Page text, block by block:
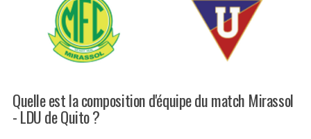
Quelle est la composition d'équipe du match Mirassol
- LDU de Quito ?